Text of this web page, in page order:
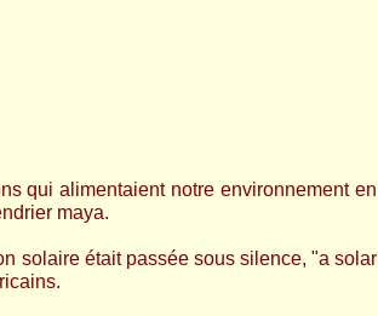
qui alimentaient notre environnement en
maya.
solaire était passée sous silence, "a solar